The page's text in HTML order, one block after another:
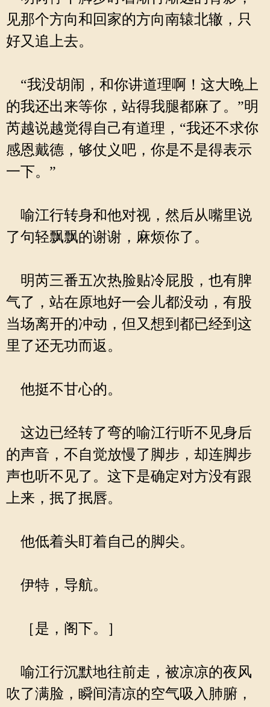
见那个方向和回家的方向南辕北辙，只
好又追上去。
“我没胡闹，和你讲道理啊！这大晚上
的我还出来等你，站得我腿都麻了。”明
芮越说越觉得自己有道理，“我还不求你
感恩戴德，够仗义吧，你是不是得表示
一下。”
喻江行转身和他对视，然后从嘴里说
了句轻飘飘的谢谢，麻烦你了。
明芮三番五次热脸贴冷屁股，也有脾
气了，站在原地好一会儿都没动，有股
当场离开的冲动，但又想到都已经到这
里了还无功而返。
他挺不甘心的。
这边已经转了弯的喻江行听不见身后
的声音，不自觉放慢了脚步，却连脚步
声也听不见了。这下是确定对方没有跟
上来，抿了抿唇。
他低着头盯着自己的脚尖。
伊特，导航。
［是，阁下。］
喻江行沉默地往前走，被凉凉的夜风
吹了满脸，瞬间清凉的空气吸入肺腑，